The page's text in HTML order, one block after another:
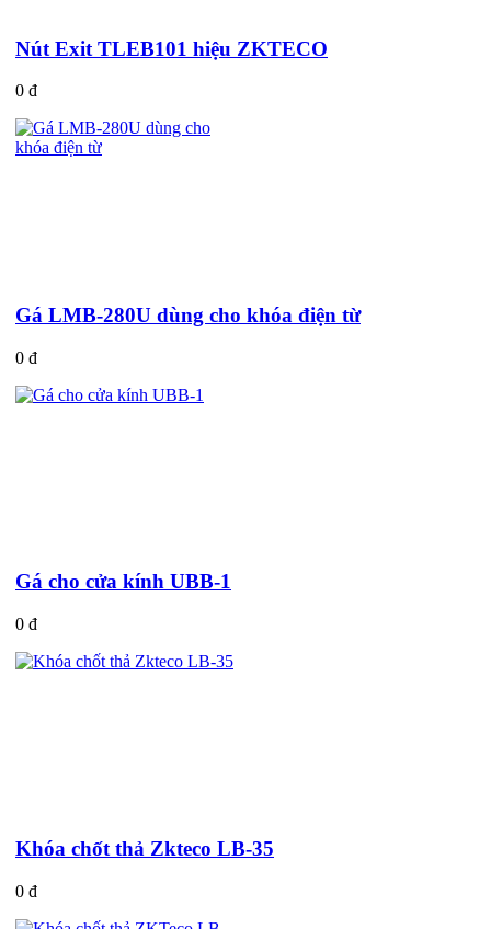
Nút Exit TLEB101 hiệu ZKTECO
0 đ
Gá LMB-280U dùng cho khóa điện từ
0 đ
Gá cho cửa kính UBB-1
0 đ
Khóa chốt thả Zkteco LB-35
0 đ